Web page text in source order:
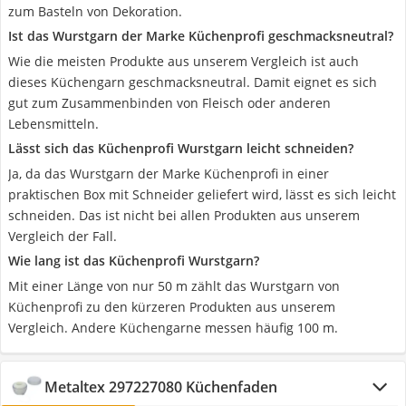
zum Basteln von Dekoration.
Ist das Wurstgarn der Marke Küchenprofi geschmacksneutral?
Wie die meisten Produkte aus unserem Vergleich ist auch
dieses Küchengarn geschmacksneutral. Damit eignet es sich
gut zum Zusammenbinden von Fleisch oder anderen
Lebensmitteln.
Lässt sich das Küchenprofi Wurstgarn leicht schneiden?
Ja, da das Wurstgarn der Marke Küchenprofi in einer
praktischen Box mit Schneider geliefert wird, lässt es sich leicht
schneiden. Das ist nicht bei allen Produkten aus unserem
Vergleich der Fall.
Wie lang ist das Küchenprofi Wurstgarn?
Mit einer Länge von nur 50 m zählt das Wurstgarn von
Küchenprofi zu den kürzeren Produkten aus unserem
Vergleich. Andere Küchengarne messen häufig 100 m.
Metaltex 297227080 Küchenfaden